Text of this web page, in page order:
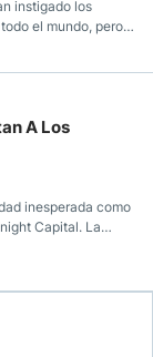
instigado los
el mundo, pero
los inversores
y que el
A Los
inesperada como
Capital. La
de $440
provocó compras